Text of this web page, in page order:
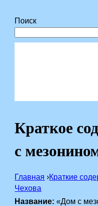
Поиск
Краткое
с
Главная ›Краткие
Чехова
Название: «Дом с